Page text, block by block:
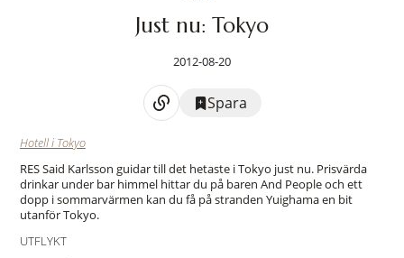
Just nu: Tokyo
2012-08-20
Spara
Hotell i Tokyo
RES Said Karlsson guidar till det hetaste i Tokyo just nu. Prisvärda
drinkar under bar himmel hittar du på baren And People och ett
dopp i sommarvärmen kan du få på stranden Yuighama en bit
utanför Tokyo.
UTFLYKT